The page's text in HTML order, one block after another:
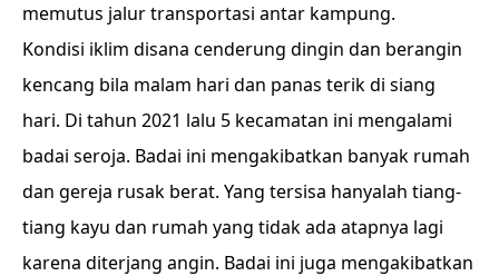
memutus jalur transportasi antar kampung.
Kondisi iklim disana cenderung dingin dan berangin
kencang bila malam hari dan panas terik di siang
hari. Di tahun 2021 lalu 5 kecamatan ini mengalami
badai seroja. Badai ini mengakibatkan banyak rumah
dan gereja rusak berat. Yang tersisa hanyalah tiang-
tiang kayu dan rumah yang tidak ada atapnya lagi
karena diterjang angin. Badai ini juga mengakibatkan